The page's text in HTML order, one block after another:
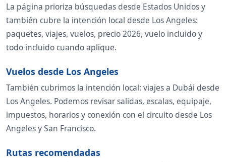
La página prioriza búsquedas desde Estados Unidos y
también cubre la intención local desde Los Angeles:
paquetes, viajes, vuelos, precio 2026, vuelo incluido y
todo incluido cuando aplique.
Vuelos desde Los Angeles
También cubrimos la intención local: viajes a Dubái desde
Los Angeles. Podemos revisar salidas, escalas, equipaje,
impuestos, horarios y conexión con el circuito desde Los
Angeles y San Francisco.
Rutas recomendadas